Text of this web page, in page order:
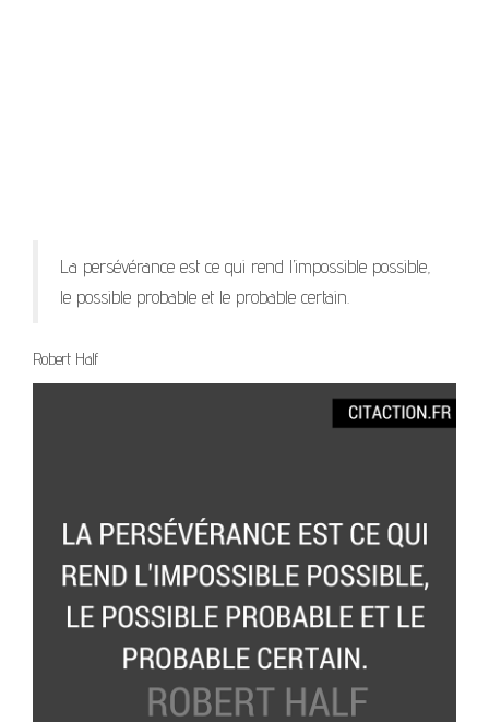
La persévérance est ce qui rend l’impossible possible,
le possible probable et le probable certain.
Robert Half